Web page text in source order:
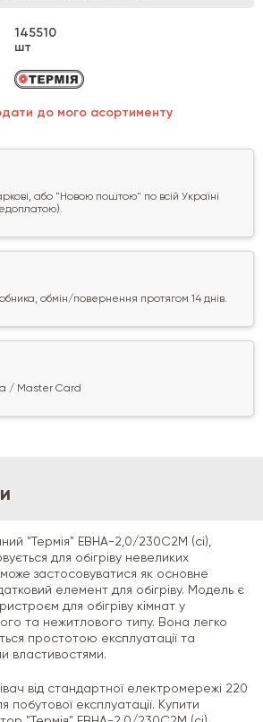
145510
шт
до мого асортименту
або "Новою поштою" по всій Україні
обмін/повернення протягом 14 днів.
/ Master Card
"Термія" ЕВНА-2,0/230С2М (сі),
для обігріву невеликих
може застосовуватися як основне
елемент для обігріву. Модель є
для обігріву кімнат у
та нежитлового типу. Вона легко
простотою експлуатації та
властивостями.
від стандартної електромережі 220
побутової експлуатації. Купити